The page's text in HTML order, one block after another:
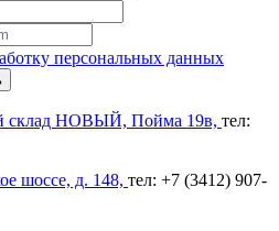
персональных данных
склад НОВЫЙ, Пойма 19в, тел:
шоссе, д. 148, тел: +7 (3412) 907-